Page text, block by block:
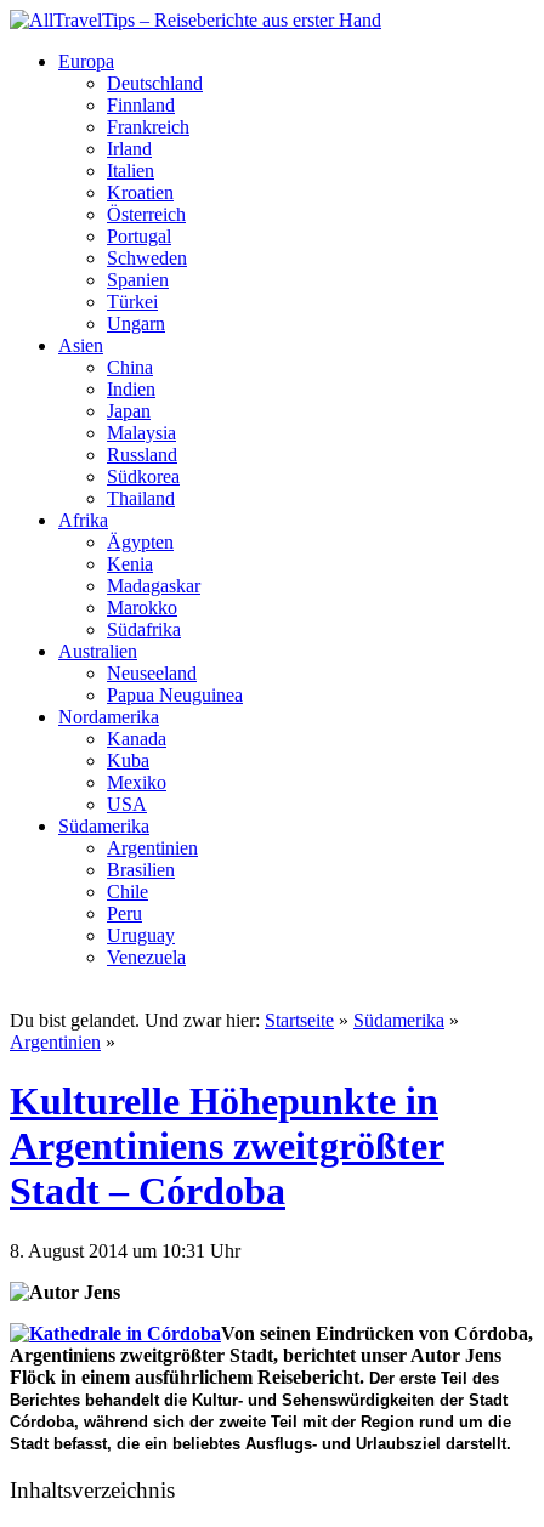
Europa
Deutschland
Finnland
Frankreich
Irland
Italien
Kroatien
Österreich
Portugal
Schweden
Spanien
Türkei
Ungarn
Asien
China
Indien
Japan
Malaysia
Russland
Südkorea
Thailand
Afrika
Ägypten
Kenia
Madagaskar
Marokko
Südafrika
Australien
Neuseeland
Papua Neuguinea
Nordamerika
Kanada
Kuba
Mexiko
USA
Südamerika
Argentinien
Brasilien
Chile
Peru
Uruguay
Venezuela
Du bist gelandet. Und zwar hier: Startseite » Südamerika »
Argentinien »
Kulturelle Höhepunkte in
Argentiniens zweitgrößter
Stadt – Córdoba
8. August 2014 um 10:31 Uhr
Von seinen Eindrücken von Córdoba,
Argentiniens zweitgrößter Stadt, berichtet unser Autor Jens
Flöck in einem ausführlichem Reisebericht. Der erste Teil des
Berichtes behandelt die Kultur- und Sehenswürdigkeiten der Stadt
Córdoba, während sich der zweite Teil mit der Region rund um die
Stadt befasst, die ein beliebtes Ausflugs- und Urlaubsziel darstellt.
Inhaltsverzeichnis